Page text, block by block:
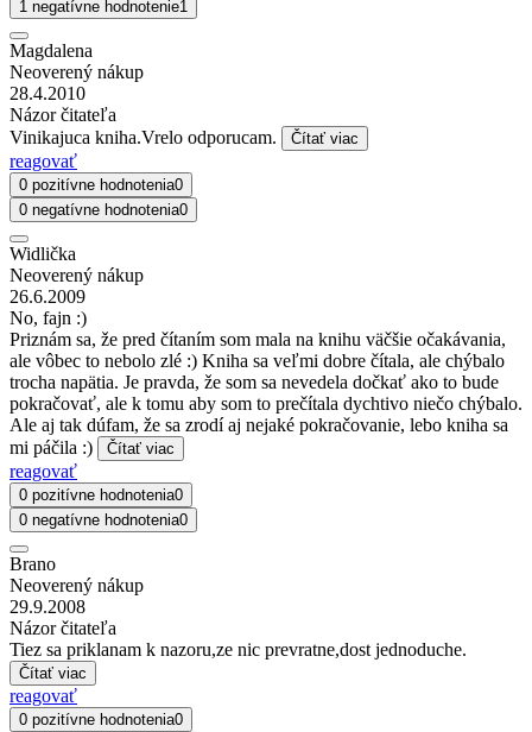
1 negatívne hodnotenie1
Magdalena
Neoverený nákup
28.4.2010
Názor čitateľa
Vinikajuca kniha.Vrelo odporucam.
Čítať viac
reagovať
0 pozitívne hodnotenia0
0 negatívne hodnotenia0
Widlička
Neoverený nákup
26.6.2009
No, fajn :)
Priznám sa, že pred čítaním som mala na knihu väčšie očakávania,
ale vôbec to nebolo zlé :) Kniha sa veľmi dobre čítala, ale chýbalo
trocha napätia. Je pravda, že som sa nevedela dočkať ako to bude
pokračovať, ale k tomu aby som to prečítala dychtivo niečo chýbalo.
Ale aj tak dúfam, že sa zrodí aj nejaké pokračovanie, lebo kniha sa
mi páčila :)
Čítať viac
reagovať
0 pozitívne hodnotenia0
0 negatívne hodnotenia0
Brano
Neoverený nákup
29.9.2008
Názor čitateľa
Tiez sa priklanam k nazoru,ze nic prevratne,dost jednoduche.
Čítať viac
reagovať
0 pozitívne hodnotenia0